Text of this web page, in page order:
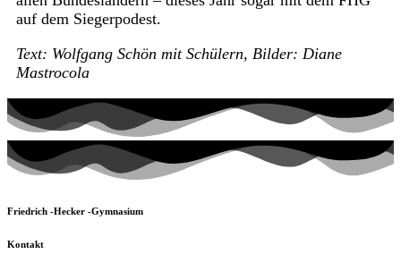
auf dem Siegerpodest.
Text: Wolfgang Schön mit Schülern, Bilder: Diane
Mastrocola
Friedrich -Hecker -Gymnasium
Kontakt